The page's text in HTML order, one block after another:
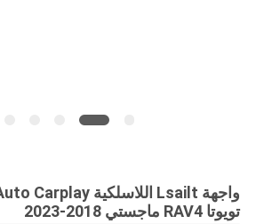
تويوتا RAV4 ماجستي 2018-2023